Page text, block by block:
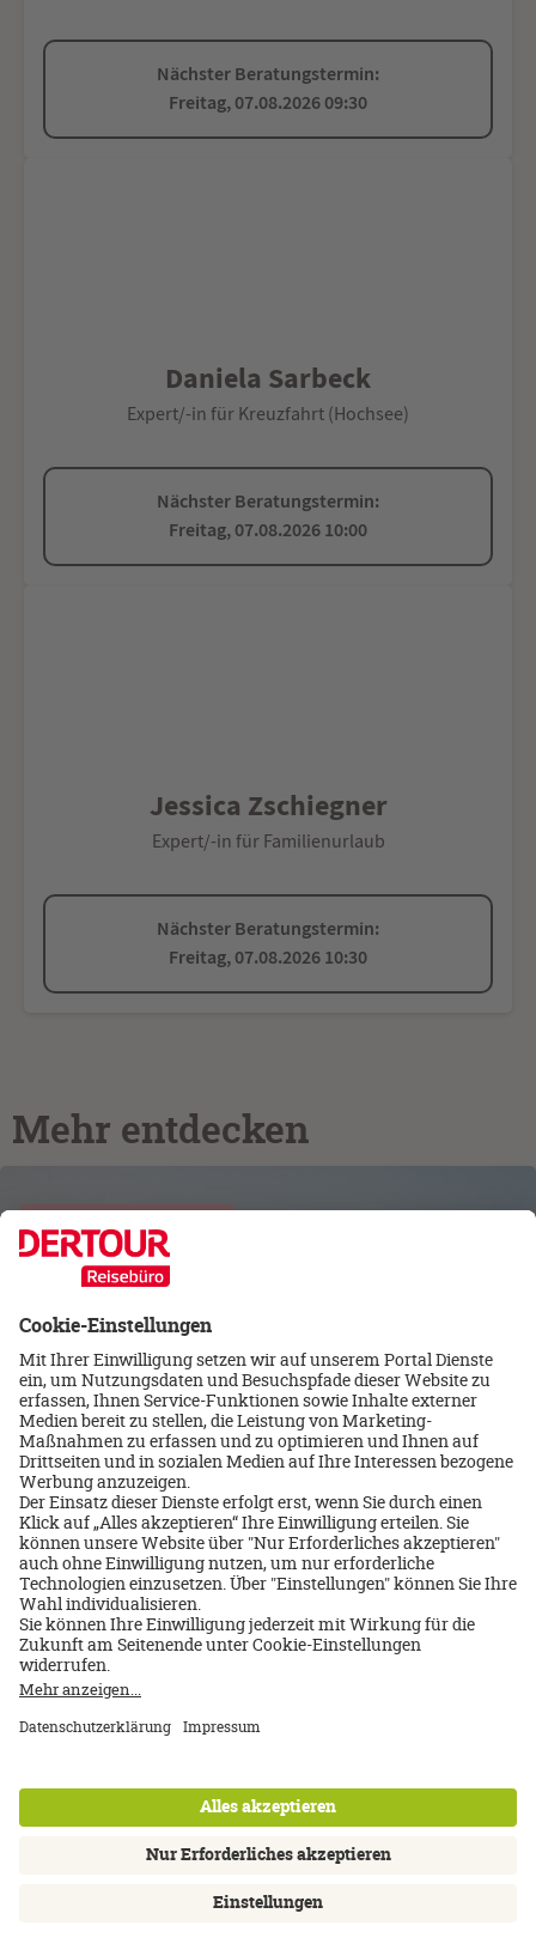
Nächster Beratungstermin:
Freitag, 07.08.2026 09:30
Daniela Sarbeck
Expert/-in für Kreuzfahrt (Hochsee)
Nächster Beratungstermin:
Freitag, 07.08.2026 10:00
Jessica Zschiegner
Expert/-in für Familienurlaub
Nächster Beratungstermin:
Freitag, 07.08.2026 10:30
Mehr entdecken
Familienurlaub
Jetzt entdecken
Frühbucher